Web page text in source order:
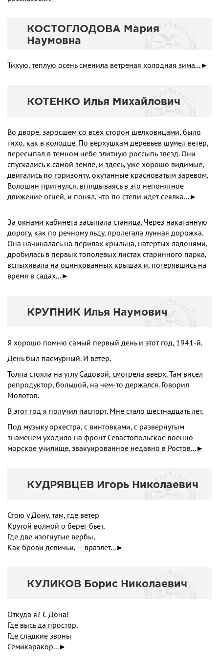
КОСТОГЛОДОВА Мария
Наумовна
Тихую, теплую осень сменила ветреная холодная зима...►
КОТЕНКО Илья Михайлович
Во дворе, заросшем со всех сторон шелковицами, было
тихо, как в колодце. По вер­хушкам деревьев шумел ветер,
пересыпал в темном небе элитную россыпь звезд. Они
спускались к самой земле, и здесь, уже хорошо видимые,
двигались по горизонту, оку­танные красноватым заревом.
Волошин пригнулся, вгляды­ваясь в это непонятное
движение огней, и понял, что по сте­пи идет сеялка...►
За окнами кабинета засыпала станица. Через накатанную
дорогу, как по речному льду, пролегала лунная дорожка.
Она начиналась на перилах крыльца, натертых ладонями,
дробилась в первых тополевых листах старинного парка,
вспыхивала на оцинкованных крышах и, потерявшись на
время в садах...►
КРУПНИК Илья Наумович
Я хорошо помню самый первый день и этот год, 1941-й.
День был пасмурный. И ветер.
Толпа стояла на углу Садовой, смотрела вверх. Там висел
репродуктор, большой, на чем-то держался. Говорил
Молотов.
В этот год я получил паспорт. Мне стало шестнадцать лет.
Под музыку оркестра, с винтовками, с развернутым
знаменем уходило на фронт Севастопольское военно-
морское училище, эвакуированное недавно в Ростов...►
КУДРЯВЦЕВ Игорь Николаевич
Стою у Дону, там, где ветер
Крутой волной о берег бьет,
Где две изогнутые вербы,
Как брови девичьи, — вразлет...►
КУЛИКОВ Борис Николаевич
Откуда я? С Дона!
Где высь да простор,
Где сладкие звоны
Семикаракор...►